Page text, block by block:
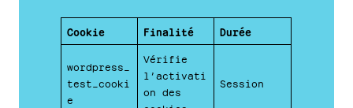
Cookie Finalité Durée
wordpress_
test_cooki
e
Vérifie
l’activati
on des
Session